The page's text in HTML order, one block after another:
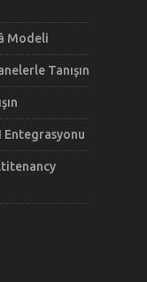
Modeli
Tanışın
Entegrasyonu